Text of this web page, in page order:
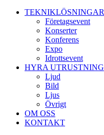
TEKNIKLÖSNINGAR
Företagsevent
Konserter
Konferens
Expo
Idrottsevent
HYRA UTRUSTNING
Ljud
Bild
Ljus
Övrigt
OM OSS
KONTAKT